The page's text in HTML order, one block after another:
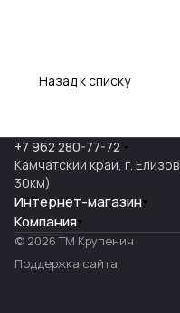
Назад к списку
+7 962 280-77-72
Камчатский край, г.
30км)
Интернет-магазин
Компания
© 2026 ТМ Крупенич
Поддержка сайта